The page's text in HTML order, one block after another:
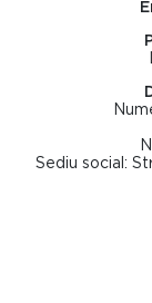
Sediu social: